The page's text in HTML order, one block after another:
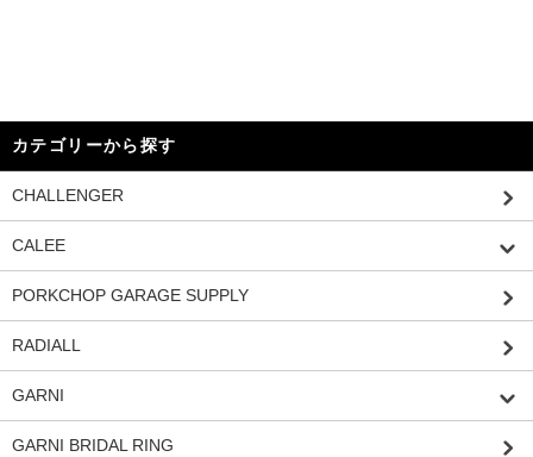
カテゴリーから探す
CHALLENGER
CALEE
PORKCHOP GARAGE SUPPLY
RADIALL
GARNI
GARNI BRIDAL RING